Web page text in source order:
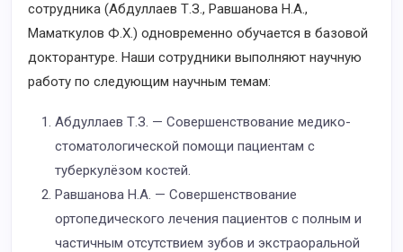
сотрудника (Абдуллаев Т.З., Равшанова Н.А.,
Маматкулов Ф.Х.) одновременно обучается в базовой
докторантуре. Наши сотрудники выполняют научную
работу по следующим научным темам:
Абдуллаев Т.З. — Совершенствование медико-
стоматологической помощи пациентам с
туберкулёзом костей.
Равшанова Н.А. — Совершенствование
ортопедического лечения пациентов с полным и
частичным отсутствием зубов и экстраоральной